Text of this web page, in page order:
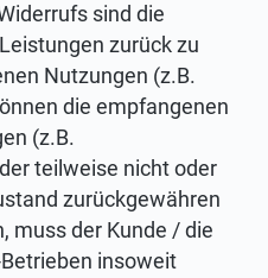
sind die
zurück zu
Nutzungen (z.B.
die empfangenen
(z.B.
teilweise nicht oder
zurückgewähren
muss der Kunde / die
insoweit